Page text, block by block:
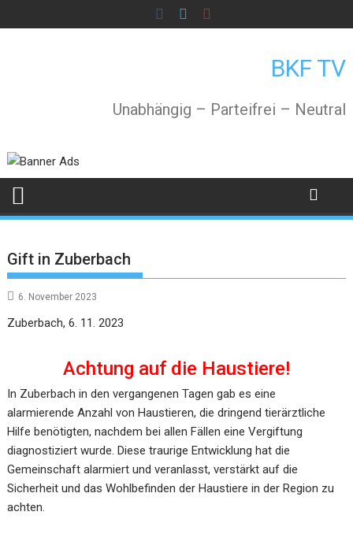
to
BKF TV
Unabhängig – Parteifrei – Neutral
Gift in Zuberbach
6. November 2023
Zuberbach, 6. 11. 2023
Achtung auf die Haustiere!
In Zuberbach in den vergangenen Tagen gab es eine
alarmierende Anzahl von Haustieren, die dringend tierärztliche
Hilfe benötigten, nachdem bei allen Fällen eine Vergiftung
diagnostiziert wurde. Diese traurige Entwicklung hat die
Gemeinschaft alarmiert und veranlasst, verstärkt auf die
Sicherheit und das Wohlbefinden der Haustiere in der Region zu
achten.